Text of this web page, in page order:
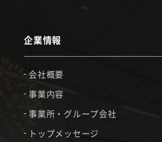
企業情報
会社概要
事業内容
事業所・グループ会社
トップメッセージ